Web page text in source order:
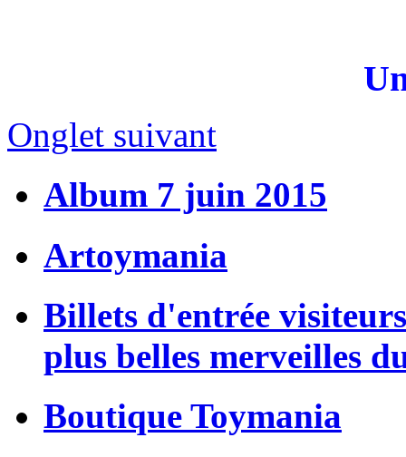
Onglet suivant
Album 7 juin 2015
Artoymania
Billets d'entrée
plus belles merveilles
Boutique Toymania